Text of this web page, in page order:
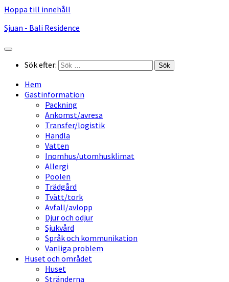
Hoppa till innehåll
Sjuan - Bali Residence
Sök efter:
Hem
Gästinformation
Packning
Ankomst/avresa
Transfer/logistik
Handla
Vatten
Inomhus/utomhusklimat
Allergi
Poolen
Trädgård
Tvätt/tork
Avfall/avlopp
Djur och odjur
Sjukvård
Språk och kommunikation
Vanliga problem
Huset och området
Huset
Stränderna